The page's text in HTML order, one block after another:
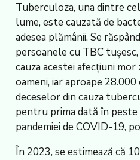
Tuberculoza, una dintre
lume, este cauzată de
adesea plămânii. Se
persoanele cu TBC
cauza acestei afecțiuni
oameni, iar aproape
deceselor din cauza
pentru prima dată în
pandemiei de COVID-19,
În 2023, se estimează că